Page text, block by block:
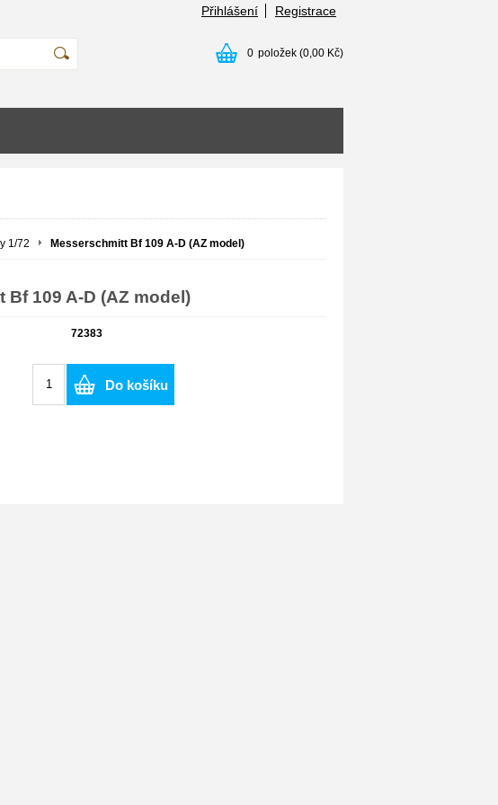
Přihlášení Registrace
0 položek (0,00 Kč)
1/72 Messerschmitt Bf 109 A-D (AZ model)
Bf 109 A-D (AZ model)
72383
Do košíku